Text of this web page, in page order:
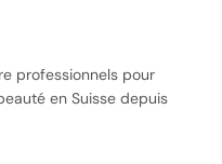
professionnels pour
en Suisse depuis